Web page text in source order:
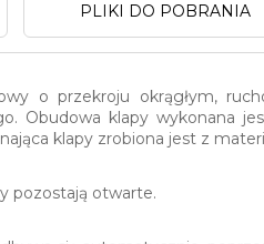
PLIKI DO POBRANIA
o przekroju okrągłym,
Obudowa klapy wykonana
klapy zrobiona jest z
pozostają otwarte.